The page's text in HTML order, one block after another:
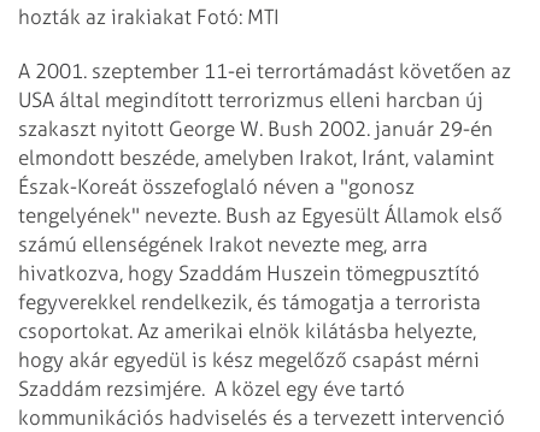
hozták az irakiakat Fotó: MTI
A 2001. szeptember 11-ei terrortámadást követően az
USA által megindított terrorizmus elleni harcban új
szakaszt nyitott George W. Bush 2002. január 29-én
elmondott beszéde, amelyben Irakot, Iránt, valamint
Észak-Koreát összefoglaló néven a "gonosz
tengelyének" nevezte. Bush az Egyesült Államok első
számú ellenségének Irakot nevezte meg, arra
hivatkozva, hogy Szaddám Huszein tömegpusztító
fegyverekkel rendelkezik, és támogatja a terrorista
csoportokat. Az amerikai elnök kilátásba helyezte,
hogy akár egyedül is kész megelőző csapást mérni
Szaddám rezsimjére. A közel egy éve tartó
kommunikációs hadviselés és a tervezett intervenció